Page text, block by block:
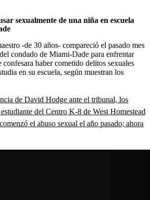
sexualmente de una niña en escuela
-de 30 años- compareció el pasado mes
condado de Miami-Dade para enfrentar
confesara haber cometido delitos sexuales
en su escuela, según muestran los
de David Hodge ante el tribunal, los
del Centro K-8 de West Homestead
el abuso sexual el año pasado; ahora